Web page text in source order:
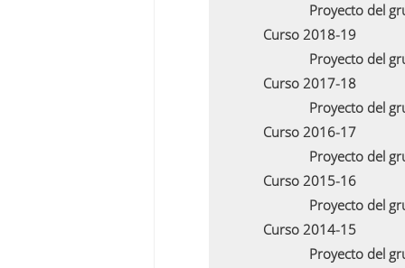
Proyecto del
Curso 2018-19
Proyecto del
Curso 2017-18
Proyecto del
Curso 2016-17
Proyecto del
Curso 2015-16
Proyecto del
Curso 2014-15
Proyecto del